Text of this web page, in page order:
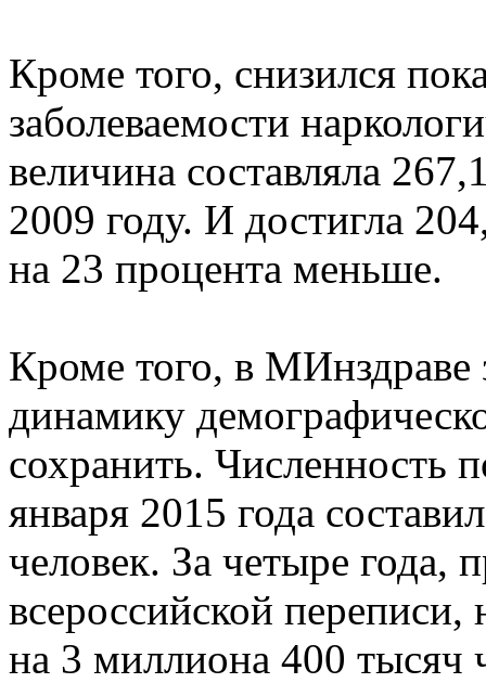
Кроме того, снизился
заболеваемости
величина составляла
2009 году. И достигла
на 23 процента меньше.
Кроме того, в МИнздраве
динамику
сохранить. Численность
января 2015 года
человек. За четыре года,
всероссийской переписи,
на 3 миллиона 400 тысяч